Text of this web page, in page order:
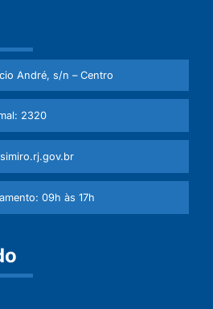
André, s/n – Centro
2320
09h às 17h